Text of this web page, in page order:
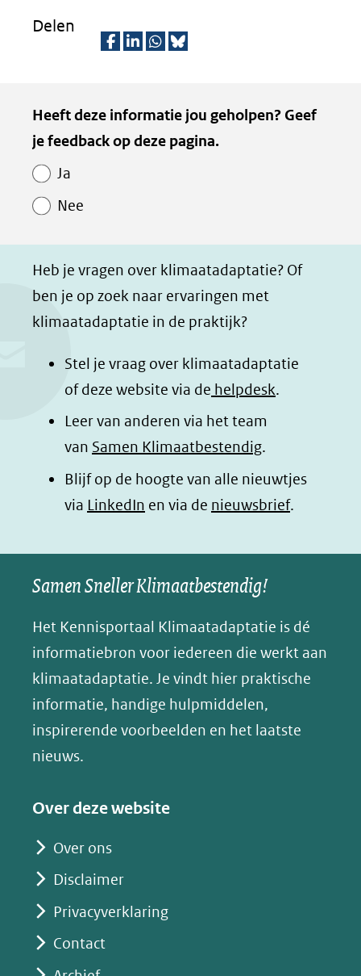
Delen
l
e
a
b
o
o
(opent
in
nieuw
venster)
naar
een
website)
l
e
d
I
(opent
in
nieuw
venster)
naar
een
website)
l
e
h
t
a
p
(opent
in
nieuw
venster)
naar
een
website)
z
e
n
d
l
e
o
p
B
l
e
s
y
(opent
in
nieuw
venster)
Kopie
van
Paginawaardering
Heeft deze informatie jou geholpen? Geef
je feedback op deze pagina.
Ja
Nee
Heb je vragen over klimaatadaptatie? Of
ben je op zoek naar ervaringen met
klimaatadaptatie in de praktijk?
Stel je vraag over klimaatadaptatie
of deze website via de helpdesk.
Leer van anderen via het team
van Samen Klimaatbestendig.
Blijf op de hoogte van alle nieuwtjes
via LinkedIn (opent
nieuw
venster)
naar
een
andere
website)
en via de nieuwsbrief.
Samen Sneller Klimaatbestendig!
Het Kennisportaal Klimaatadaptatie is dé
informatiebron voor iedereen die werkt aan
klimaatadaptatie. Je vindt hier praktische
informatie, handige hulpmiddelen,
inspirerende voorbeelden en het laatste
nieuws.
Over deze website
Over ons
Disclaimer
Privacyverklaring
Contact